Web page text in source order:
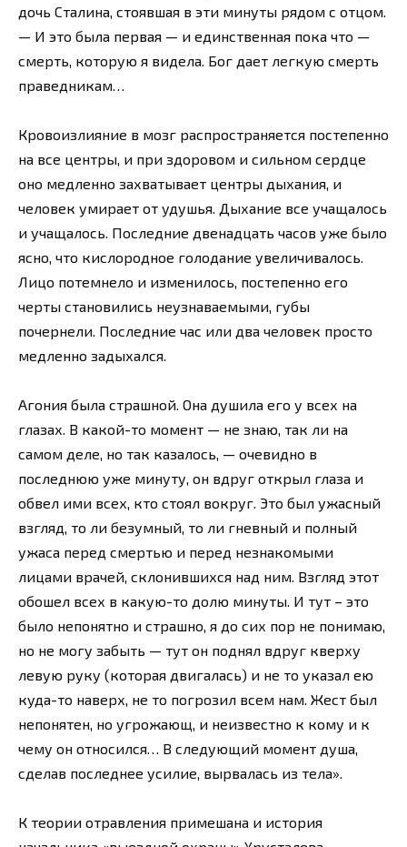
дочь Сталина, стоявшая в эти минуты рядом с отцом.
— И это была первая — и единственная пока что —
смерть, которую я видела. Бог дает легкую смерть
праведникам…
Кровоизлияние в мозг распространяется постепенно
на все центры, и при здоровом и сильном сердце
оно медленно захватывает центры дыхания, и
человек умирает от удушья. Дыхание все учащалось
и учащалось. Последние двенадцать часов уже было
ясно, что кислородное голодание увеличивалось.
Лицо потемнело и изменилось, постепенно его
черты становились неузнаваемыми, губы
почернели. Последние час или два человек просто
медленно задыхался.
Агония была страшной. Она душила его у всех на
глазах. В какой-то момент — не знаю, так ли на
самом деле, но так казалось, — очевидно в
последнюю уже минуту, он вдруг открыл глаза и
обвел ими всех, кто стоял вокруг. Это был ужасный
взгляд, то ли безумный, то ли гневный и полный
ужаса перед смертью и перед незнакомыми
лицами врачей, склонившихся над ним. Взгляд этот
обошел всех в какую-то долю минуты. И тут – это
было непонятно и страшно, я до сих пор не понимаю,
но не могу забыть — тут он поднял вдруг кверху
левую руку (которая двигалась) и не то указал ею
куда-то наверх, не то погрозил всем нам. Жест был
непонятен, но угрожающ, и неизвестно к кому и к
чему он относился… В следующий момент душа,
сделав последнее усилие, вырвалась из тела».
К теории отравления примешана и история